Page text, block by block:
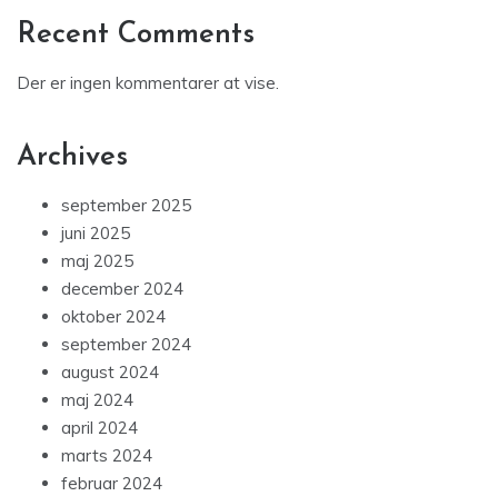
Recent Comments
Der er ingen kommentarer at vise.
Archives
september 2025
juni 2025
maj 2025
december 2024
oktober 2024
september 2024
august 2024
maj 2024
april 2024
marts 2024
februar 2024